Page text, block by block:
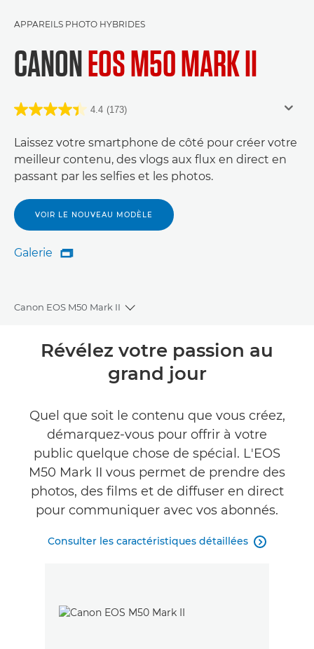
APPAREILS PHOTO HYBRIDES
CANONEOS M50 MARK II
4.4 (173)
Laissez votre smartphone de côté pour créer votre
meilleur contenu, des vlogs aux flux en direct en
passant par les selfies et les photos.
VOIR LE NOUVEAU MODÈLE
Galerie
Galerie

Canon EOS M50 Mark II
Toggle breadcrumbs
Présentation
Commentaires
Assistance
Révélez votre passion au
grand jour
Quel que soit le contenu que vous créez,
démarquez-vous pour offrir à votre
public quelque chose de spécial. L'EOS
M50 Mark II vous permet de prendre des
photos, des films et de diffuser en direct
pour communiquer avec vos abonnés.
Consulter les caractéristiques détaillées 